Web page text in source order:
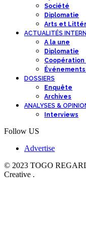
Société
Diplomatie
Arts et
ACTUALITÉS
A la une
Diplomatie
Coopération
DOSSIERS
Enquête
Archives
ANALYSES &
Interviews
Follow US
Advertise
© 2023 TOGO
Creative .